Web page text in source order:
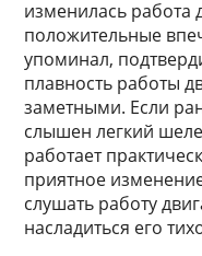
изменилась работа
положительные
упоминал,
плавность работы
заметными. Если
слышен легкий
работает
приятное
слушать работу
насладиться его